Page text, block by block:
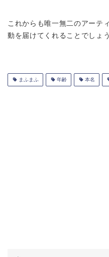
これからも唯一無二のアーテ
動を届けてくれることでしょう
まふまふ 年齢 本名